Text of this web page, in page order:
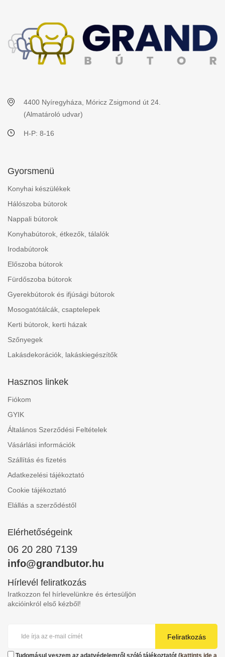
4400 Nyíregyháza, Móricz Zsigmond út 24.
(Almatároló udvar)
H-P: 8-16
Gyorsmenü
Konyhai készülékek
Hálószoba bútorok
Nappali bútorok
Konyhabútorok, étkezők, tálalók
Irodabútorok
Előszoba bútorok
Fürdőszoba bútorok
Gyerekbútorok és ifjúsági bútorok
Mosogatótálcák, csaptelepek
Kerti bútorok, kerti házak
Szőnyegek
Lakásdekorációk, lakáskiegészítők
Hasznos linkek
Fiókom
GYIK
Általános Szerződési Feltételek
Vásárlási információk
Szállítás és fizetés
Adatkezelési tájékoztató
Cookie tájékoztató
Elállás a szerződéstől
Elérhetőségeink
06 20 280 7139
info@grandbutor.hu
Hírlevél feliratkozás
Iratkozzon fel hírlevelünkre és értesüljön
akcióinkról első kézből!
Feliratkozás
Tudomásul veszem az adatvédelemről szóló tájékoztatót (kattints ide a